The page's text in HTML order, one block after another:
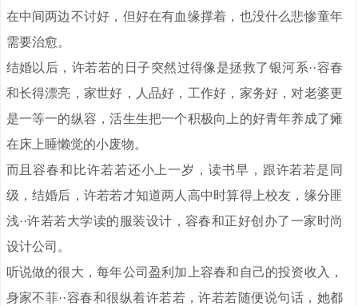
在中间两边不讨好，但好在有血缘撑着，也没什么悲惨童年
需要治愈。
结婚以后，许若若的日子突然过得像是拯救了银河系··容春
和长得漂亮，家世好，人品好，工作好，家务好，对老婆更
是一等一的纵容，活生生把一个积极向上的好青年养成了瘫
在床上睡懒觉的小废物。
而且容春和比许若若还小上一岁，读书早，跟许若若是同
级，结婚后，许若若才知道两人高中时算得上校友，缘分匪
浅··许若若大学读的服装设计，容春和正好创办了一家时尚
设计公司。
听说做的很大，每年公司盈利加上容春和自己的投资收入，
身家不菲··容春和很纵着许若若，许若若随便说句话，她都